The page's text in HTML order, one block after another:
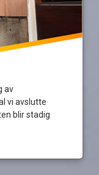
av
vi avslutte
blir stadig